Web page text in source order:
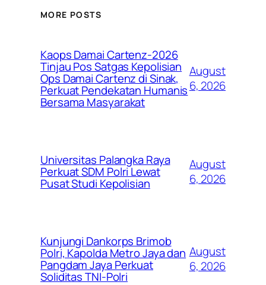
MORE POSTS
Kaops Damai Cartenz-2026
Tinjau Pos Satgas Kepolisian
Ops Damai Cartenz di Sinak,
Perkuat Pendekatan Humanis
Bersama Masyarakat
August
6, 2026
Universitas Palangka Raya
Perkuat SDM Polri Lewat
Pusat Studi Kepolisian
August
6, 2026
Kunjungi Dankorps Brimob
Polri, Kapolda Metro Jaya dan
Pangdam Jaya Perkuat
Soliditas TNI-Polri
August
6, 2026